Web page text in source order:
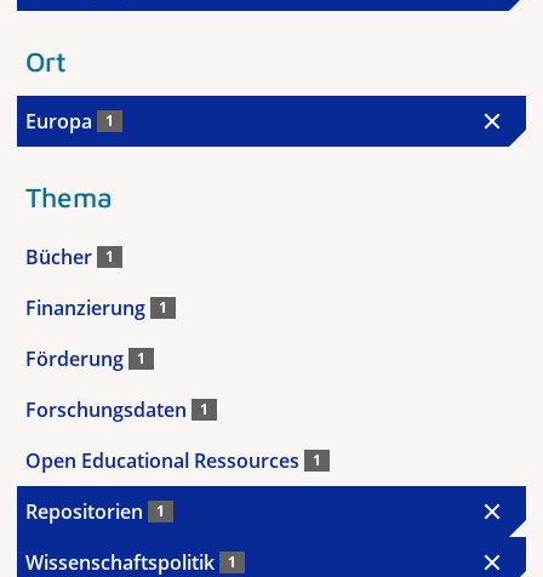
Ort
Europa 1
Thema
Bücher 1
Finanzierung 1
Förderung 1
Forschungsdaten 1
Open Educational Ressources 1
Repositorien 1
Wissenschaftspolitik 1